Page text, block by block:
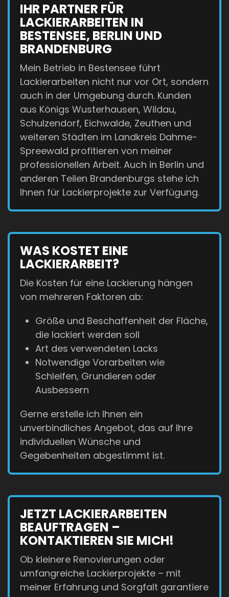
IHR PARTNER FÜR
LACKIERARBEITEN IN
BESTENSEE, BERLIN UND
BRANDENBURG
Mein Betrieb in Bestensee führt
Lackierarbeiten nicht nur vor Ort, sondern
auch in der Umgebung durch. Kunden
aus Königs Wusterhausen, Wildau,
Schulzendorf, Eichwalde, Zeuthen und
weiteren Städten im Landkreis Dahme-
Spreewald profitieren von meiner
professionellen Arbeit. Auch in Berlin und
anderen Teilen Brandenburgs stehe ich
Ihnen für Lackierprojekte zur Verfügung.
WAS KOSTET EINE
LACKIERARBEIT?
Die Kosten für eine Lackierung hängen
von mehreren Faktoren ab:
Größe und Beschaffenheit der Fläche,
die lackiert werden soll
Art des verwendeten Lacks
Notwendige Vorarbeiten wie
Schleifen, Grundieren oder
Ausbessern
Gerne erstelle ich Ihnen ein
unverbindliches Angebot, das auf Ihre
individuellen Wünsche und
Gegebenheiten abgestimmt ist.
JETZT LACKIERARBEITEN
BEAUFTRAGEN –
KONTAKTIEREN SIE MICH!
Ob kleinere Renovierungen oder
umfangreiche Lackierprojekte – mit
meiner Erfahrung und Sorgfalt garantiere